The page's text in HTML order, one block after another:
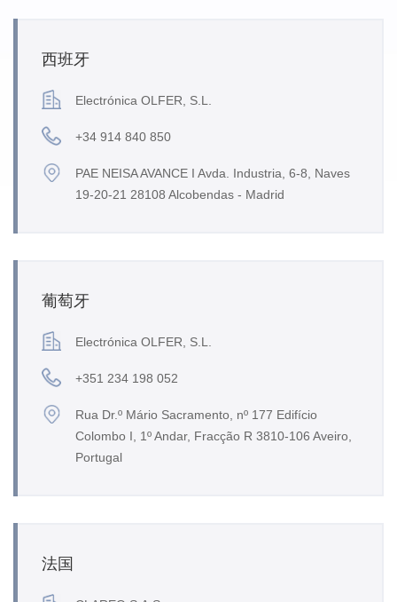
西班牙
Electrónica OLFER, S.L.
+34 914 840 850
PAE NEISA AVANCE I Avda. Industria, 6-8, Naves
19-20-21 28108 Alcobendas - Madrid
葡萄牙
Electrónica OLFER, S.L.
+351 234 198 052
Rua Dr.º Mário Sacramento, nº 177 Edifício
Colombo I, 1º Andar, Fracção R 3810-106 Aveiro,
Portugal
法国